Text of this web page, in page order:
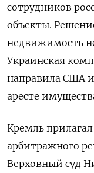
сотрудников
объекты.
недвижимость
Украинская
направила США
аресте
Кремль
арбитражного
Верховный суд